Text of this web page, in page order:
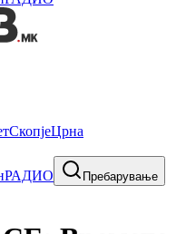
СкопјеЦрна
РАДИО Пребарување